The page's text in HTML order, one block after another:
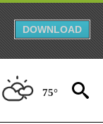
DOWNLOAD
75°